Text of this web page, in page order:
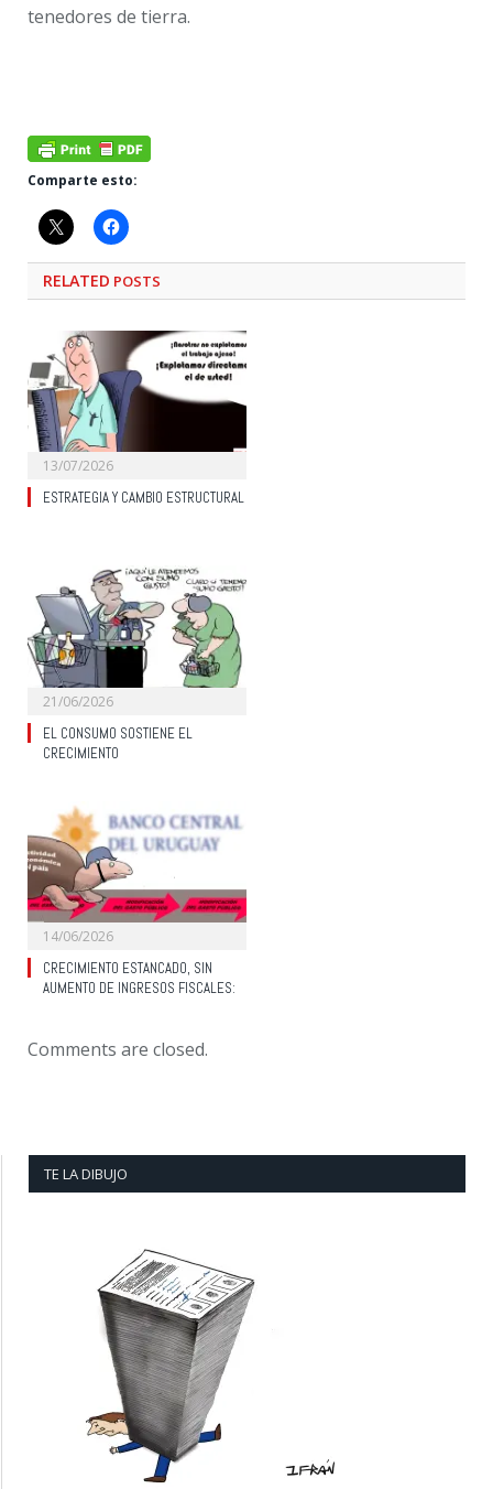
tenedores de tierra.
Comparte esto:
RELATED POSTS
13/07/2026
ESTRATEGIA Y CAMBIO ESTRUCTURAL
21/06/2026
EL CONSUMO SOSTIENE EL
CRECIMIENTO
14/06/2026
CRECIMIENTO ESTANCADO, SIN
AUMENTO DE INGRESOS FISCALES:
Comments are closed.
TE LA DIBUJO